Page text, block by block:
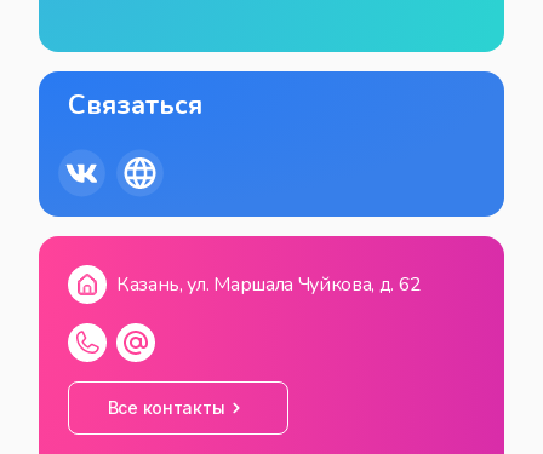
Связаться
Казань, ул. Маршала Чуйкова, д. 62
Все контакты